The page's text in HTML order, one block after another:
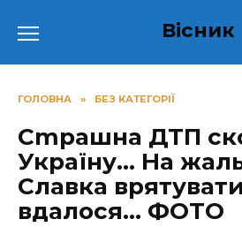
до
Вісник
ГОЛОВНА » БЕЗ КАТЕГОРІЇ
Сmpашна ДТП
Укpаїну… На
Славка
вдалося… ФОТО